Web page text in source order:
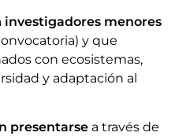
investigadores menores
y que
con ecosistemas,
y adaptación al
presentarse a través de